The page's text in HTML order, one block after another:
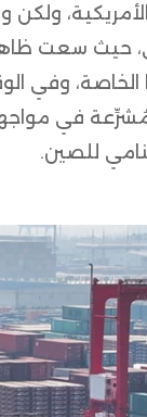
ولكن
حيث سعت
وفي
في
للصين.